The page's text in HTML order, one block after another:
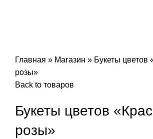
Главная » Магазин » Букеты цветов
розы»
Back to товаров
Букеты цветов
розы»